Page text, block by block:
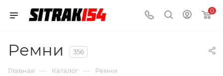
0
Ремни 356
Главная — Каталог — Ремни